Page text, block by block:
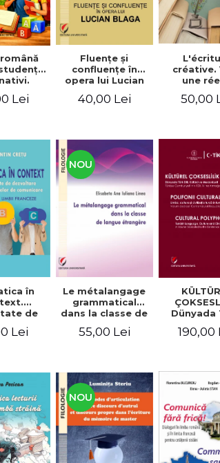
şi
A1-B2
Lei
Fluenţe şi
confluenţe în
opera lui Lucian
40,00 Lei
créative.
une
l'apprenant,
50,00
în
de
Lei
NOU
Le métalangage
grammatical
dans la classe de
55,00 Lei
Dünyada
Limba,
civilizația
lume.
190,00
NOU